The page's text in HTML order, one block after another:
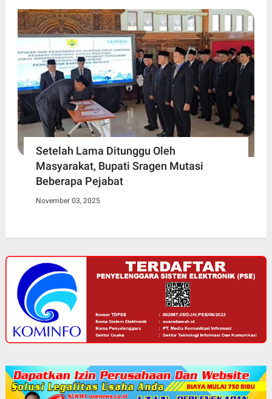
Setelah Lama Ditunggu Oleh
Masyarakat, Bupati Sragen Mutasi
Beberapa Pejabat
November 03, 2025